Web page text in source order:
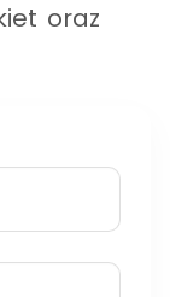
oraz